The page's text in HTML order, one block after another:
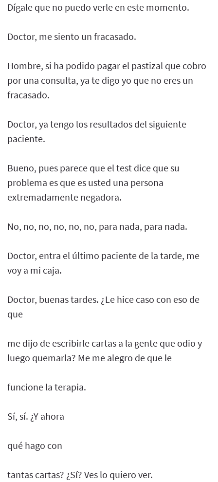
Dígale que no puedo verle en este momento.
Doctor, me siento un fracasado.
Hombre, si ha podido pagar el pastizal que cobro
por una consulta, ya te digo yo que no eres un
fracasado.
Doctor, ya tengo los resultados del siguiente
paciente.
Bueno, pues parece que el test dice que su
problema es que es usted una persona
extremadamente negadora.
No, no, no, no, no, no, para nada, para nada.
Doctor, entra el último paciente de la tarde, me
voy a mi caja.
Doctor, buenas tardes. ¿Le hice caso con eso de
que
me dijo de escribirle cartas a la gente que odio y
luego quemarla? Me me alegro de que le
funcione la terapia.
Sí, sí. ¿Y ahora
qué hago con
tantas cartas? ¿Sí? Ves lo quiero ver.